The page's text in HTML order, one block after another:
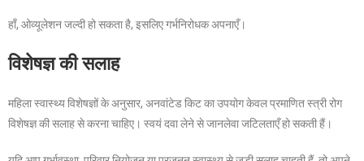
हाँ, ओव्यूलेशन जल्दी हो सकता है, इसलिए गर्भनिरोधक अपनाएँ।
विशेषज्ञ की सलाह
महिला स्वास्थ्य विशेषज्ञों के अनुसार, अनवांटेड किट का उपयोग केवल प्रमाणित स्त्री रोग
विशेषज्ञ की सलाह से करना चाहिए। स्वयं दवा लेने से जानलेवा जटिलताएँ हो सकती हैं।